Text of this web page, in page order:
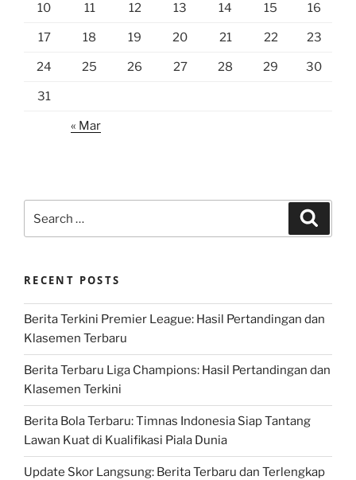
10 11 12 13 14 15 16
17 18 19 20 21 22 23
24 25 26 27 28 29 30
31
« Mar
for:
RECENT POSTS
Berita Terkini Premier League: Hasil Pertandingan dan
Klasemen Terbaru
Berita Terbaru Liga Champions: Hasil Pertandingan dan
Klasemen Terkini
Berita Bola Terbaru: Timnas Indonesia Siap Tantang
Lawan Kuat di Kualifikasi Piala Dunia
Update Skor Langsung: Berita Terbaru dan Terlengkap